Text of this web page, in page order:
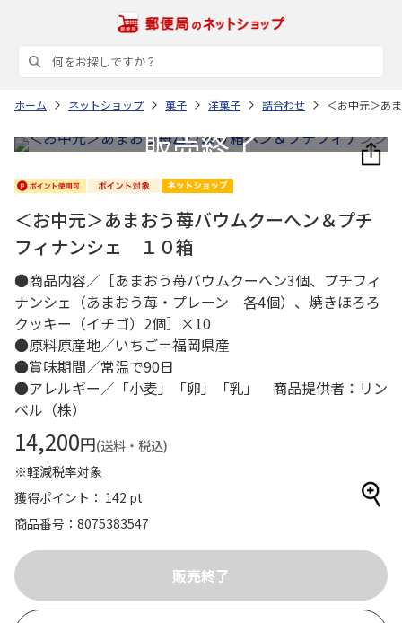
ホーム ネットショップ 菓子 洋菓子 詰合わせ ＜お中元＞あ
＜お中元＞あまおう苺バウムクーヘン＆プチ
フィナンシェ １０箱
●商品内容／［あまおう苺バウムクーヘン3個、プチフィ
ナンシェ（あまおう苺・プレーン 各4個）、焼きほろろ
クッキー（イチゴ）2個］×10
●原料原産地／いちご＝福岡県産
●賞味期間／常温で90日
●アレルギー／「小麦」「卵」「乳」 商品提供者：リン
ベル（株）
14,200円(送料・税込)
※軽減税率対象
獲得ポイント： 142 pt
商品番号
8075383547